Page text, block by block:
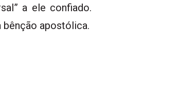
a ele confiado.
bênção apostólica.